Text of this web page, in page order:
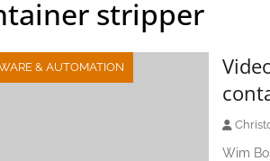
stripper
& AUTOMATION
Wim